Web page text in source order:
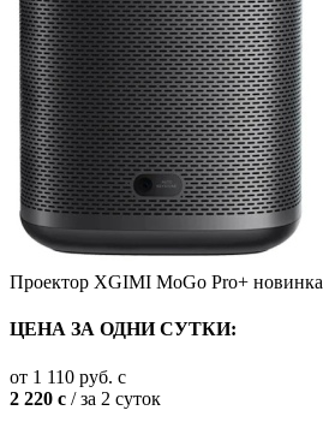
Проектор XGIMI MoGo Pro+ новинка
ЦЕНА ЗА ОДНИ СУТКИ:
от 1 110 руб. c
2 220 c / за 2 суток